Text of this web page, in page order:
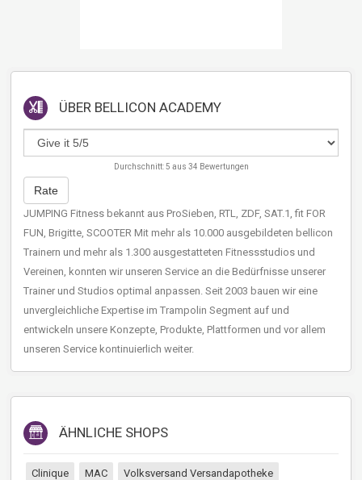
ÜBER BELLICON ACADEMY
Durchschnitt:5 aus 34 Bewertungen
Rate
JUMPING Fitness bekannt aus ProSieben, RTL, ZDF, SAT.1, fit FOR
FUN, Brigitte, SCOOTER Mit mehr als 10.000 ausgebildeten bellicon
Trainern und mehr als 1.300 ausgestatteten Fitnessstudios und
Vereinen, konnten wir unseren Service an die Bedürfnisse unserer
Trainer und Studios optimal anpassen. Seit 2003 bauen wir eine
unvergleichliche Expertise im Trampolin Segment auf und
entwickeln unsere Konzepte, Produkte, Plattformen und vor allem
unseren Service kontinuierlich weiter.
ÄHNLICHE SHOPS
Clinique MAC Volksversand Versandapotheke